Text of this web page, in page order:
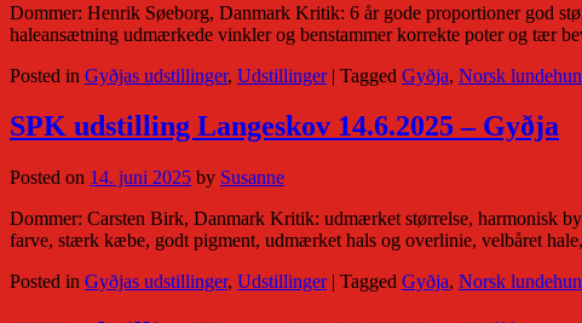
Dommer: Henrik Søeborg, Danmark Kritik: 6 år gode proportioner god
haleansætning udmærkede vinkler og benstammer korrekte poter og tær
Posted in Gyðjas udstillinger, Udstillinger | Tagged Gyðja, Norsk
SPK udstilling Langeskov 14.6.2025 – Gyðja
Posted on 14. juni 2025 by Susanne
Dommer: Carsten Birk, Danmark Kritik: udmærket størrelse, harmonisk
farve, stærk kæbe, godt pigment, udmærket hals og overlinie, velbåret
Posted in Gyðjas udstillinger, Udstillinger | Tagged Gyðja, Norsk